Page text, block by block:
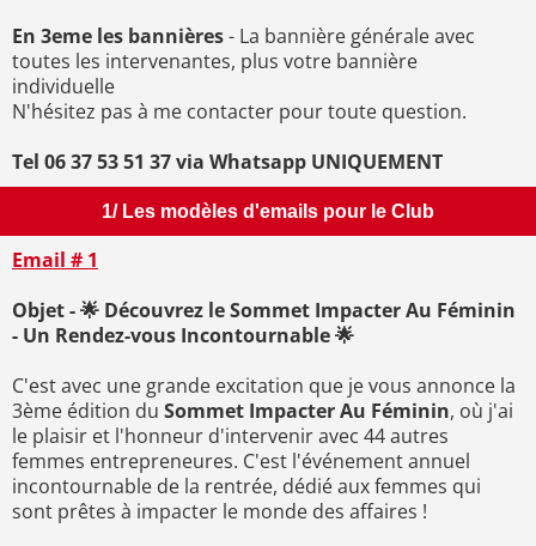
En 3eme les bannières- La bannière générale avec
toutes les intervenantes, plus votre bannière
individuelle
N'hésitez pas à me contacter pour toute question.
Tel 06 37 53 51 37 via Whatsapp UNIQUEMENT
1/ Les modèles d'emails pour le Club
Email # 1
Objet - 🌟 Découvrez le Sommet Impacter Au Féminin
- Un Rendez-vous Incontournable 🌟
C'est avec une grande excitation que je vous annonce la
3ème édition du Sommet Impacter Au Féminin, où j'ai
le plaisir et l'honneur d'intervenir avec 44 autres
femmes entrepreneures. C'est l'événement annuel
incontournable de la rentrée, dédié aux femmes qui
sont prêtes à impacter le monde des affaires !